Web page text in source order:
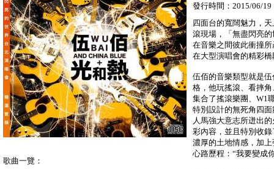
發行時間：2015/06/19
四面台的寬闊魅力，
滾現場，「無盡閃亮
在音樂之間彼此衝撞
在大型演唱會的精彩橋
伍佰的音樂類型就是
格，他玩搖滾、看摔
集合了搖滾樂團、W1
特別設計的無死角四
人馬強大意志所迸出
彩內容，並且特別收
濃厚的土地情感，加
心路歷程：“我要變成
歌曲一覽：